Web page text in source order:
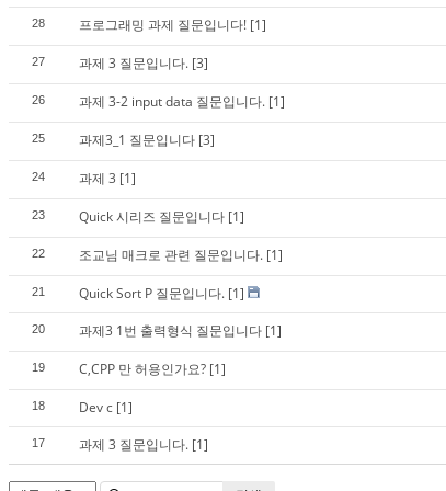
28 프로그래밍 과제 질문입니다! [1]
27 과제 3 질문입니다. [3]
26 과제 3-2 input data 질문입니다. [1]
25 과제3_1 질문입니다 [3]
24 과제 3 [1]
23 Quick 시리즈 질문입니다 [1]
22 조교님 매크로 관련 질문입니다. [1]
21 Quick Sort P 질문입니다. [1]
20 과제3 1번 출력형식 질문입니다 [1]
19 C,CPP 만 허용인가요? [1]
18 Dev c [1]
17 과제 3 질문입니다. [1]